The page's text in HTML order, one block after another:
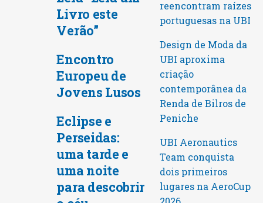
Livro este
Verão”
Encontro
Europeu de
Jovens Lusos
Eclipse e
Perseidas:
uma tarde e
uma noite
para descobrir
reencontram raízes
portuguesas na UBI
Design de Moda da
UBI aproxima
criação
contemporânea da
Renda de Bilros de
Peniche
UBI Aeronautics
Team conquista
dois primeiros
lugares na AeroCup